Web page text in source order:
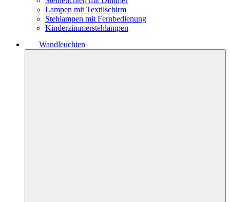
Lampen mit Textilschirm
Stehlampen mit Fernbedienung
Kinderzimmerstehlampen
Wandleuchten